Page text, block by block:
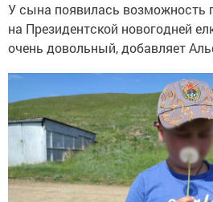
У сына появилась возможность
на Президентской новогодней
очень довольный, добавляет